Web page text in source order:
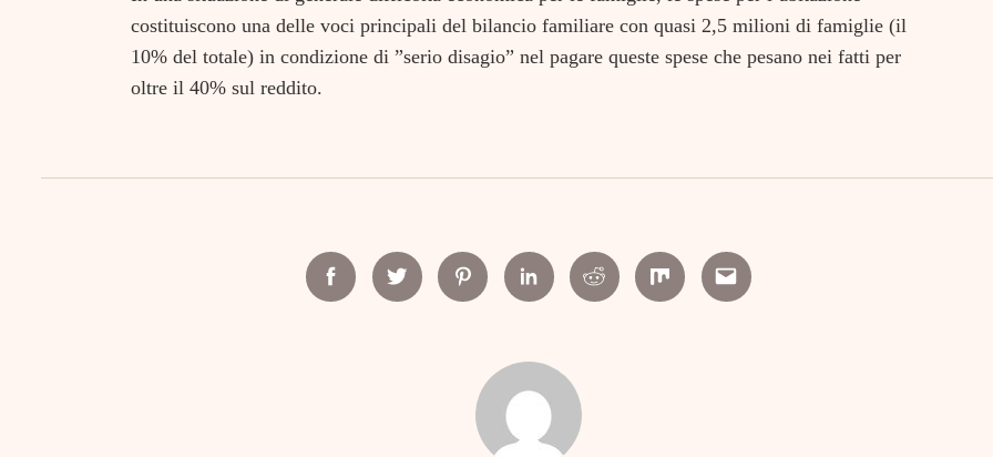
costituiscono una delle voci principali del bilancio familiare con quasi 2,5 milioni di famiglie (il
10% del totale) in condizione di ”serio disagio” nel pagare queste spese che pesano nei fatti per
oltre il 40% sul reddito.
FacebookTwitter PinterestLinkedinReddit Mix Email